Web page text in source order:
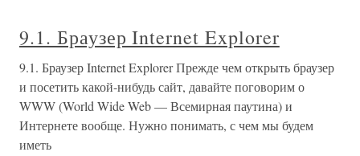
9.1. Браузер Internet Explorer
9.1. Браузер Internet Explorer Прежде чем открыть браузер
и посетить какой-нибудь сайт, давайте поговорим о
WWW (World Wide Web — Всемирная паутина) и
Интернете вообще. Нужно понимать, с чем мы будем
иметь